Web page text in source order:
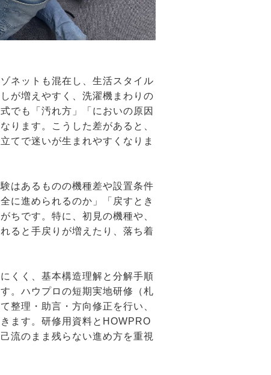
ネットも混在し、生活スタイル
が増えやすく、洗濯機まわりの
でも「汚れ方」「においの原因
ります。こうした差があると、
てで迷いが生まれやすくなりま
はあるものの機種差や設置条件
に進められるのか」「戻すとき
ちです。特に、初見の機種や、
ると手戻りが増えたり、落ち着
くく、基本構造理解と分解手順
。ハウプロの短期実地研修（札
整理・助言・方向修正を行い、
ます。研修用資料とHOWPRO
流のまま残らない進め方を重視